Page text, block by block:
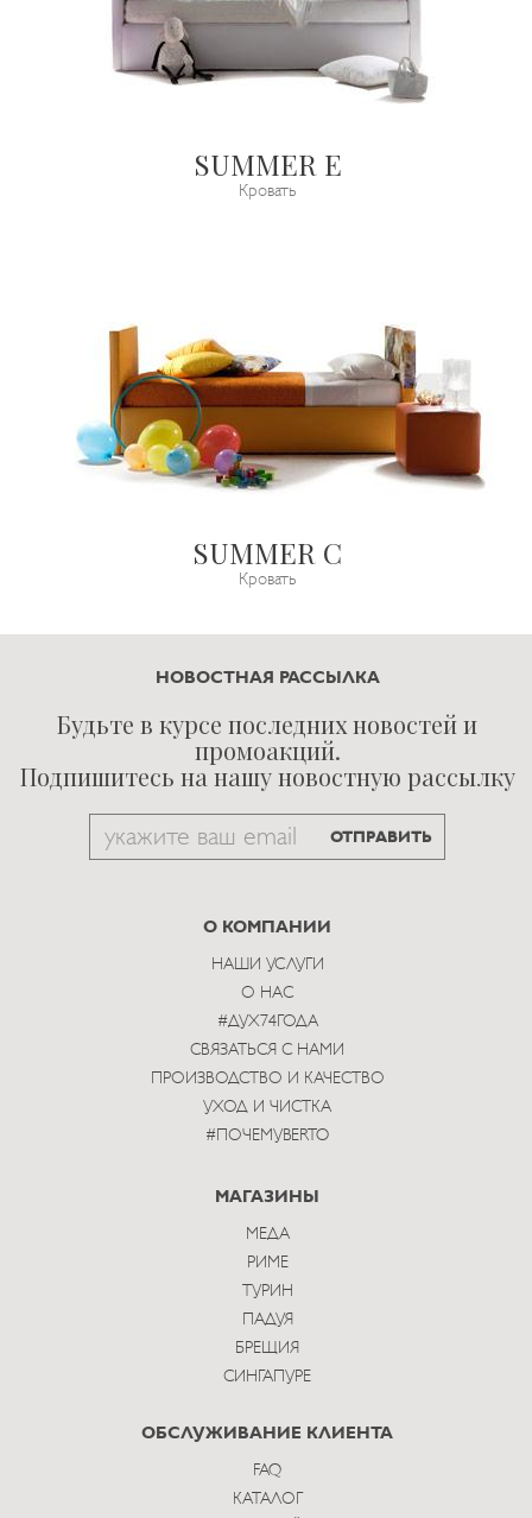
SUMMER E
Кровать
SUMMER C
Кровать
НОВОСТНАЯ РАССЫЛКА
Будьте в курсе последних новостей и
промоакций.
Подпишитесь на нашу новостную рассылку
Email
subscribe
ОТПРАВИТЬ
О КОМПАНИИ
НАШИ УСЛУГИ
О НАС
#ДУХ74ГОДА
СВЯЗАТЬСЯ С НАМИ
ПРОИЗВОДСТВО И КАЧЕСТВО
УХОД И ЧИСТКА
#ПОЧЕМУBERTO
МАГАЗИНЫ
МЕДА
РИМЕ
ТУРИН
ПАДУЯ
БРЕЩИЯ
СИНГАПУРЕ
ОБСЛУЖИВАНИЕ КЛИЕНТА
FAQ
КАТАЛОГ